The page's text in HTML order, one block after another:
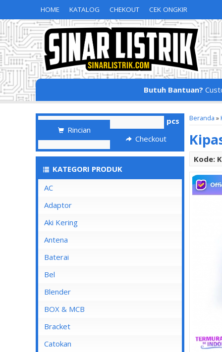
HOME KATALOG CHEKOUT CEK ONGKIR
Butuh Bantuan?
Beranda »
Kode:
pcs
Rincian
Checkout
KATEGORI PRODUK
AC
Adaptor
Aki Kering
Antena
Baterai
Bel
Blender
Blender Advance
Blender Cosmos
Blender Kirin
BOX & MCB
MCB
MCB 1 Pole
Bracket
Catokan